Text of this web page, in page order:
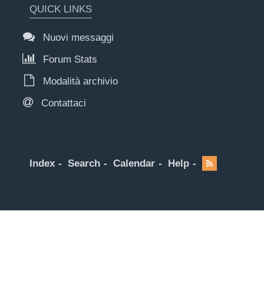
QUICK LINKS
Nuovi messaggi
Forum Stats
Modalità archivio
Contattaci
Index Search Calendar Help